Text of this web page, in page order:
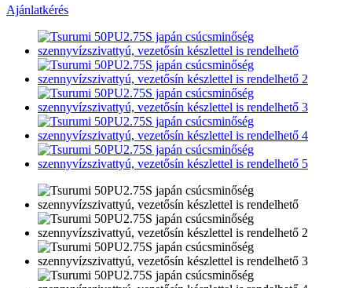
Ajánlatkérés